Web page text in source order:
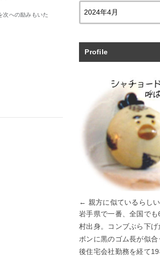
次への励みもいた
Profile
← 親方に似ているらしい
岩手県で一番、全国で
村出身。コンブぶら下
ボンに黒のゴム長が似
後住宅会社勤務を経て